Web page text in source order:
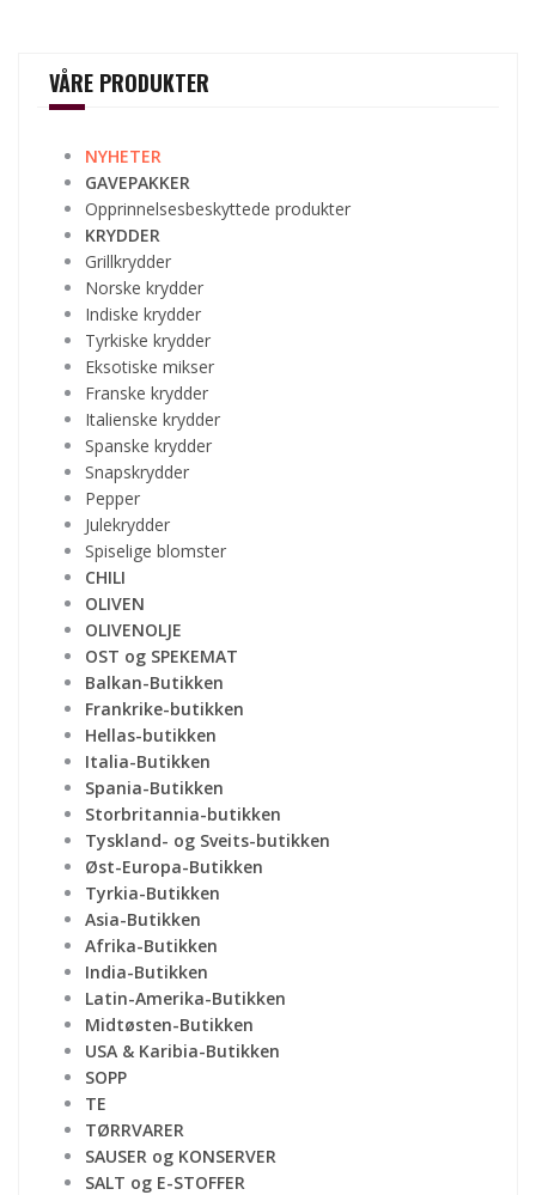
VÅRE PRODUKTER
NYHETER
GAVEPAKKER
Opprinnelsesbeskyttede produkter
KRYDDER
Grillkrydder
Norske krydder
Indiske krydder
Tyrkiske krydder
Eksotiske mikser
Franske krydder
Italienske krydder
Spanske krydder
Snapskrydder
Pepper
Julekrydder
Spiselige blomster
CHILI
OLIVEN
OLIVENOLJE
OST og SPEKEMAT
Balkan-Butikken
Frankrike-butikken
Hellas-butikken
Italia-Butikken
Spania-Butikken
Storbritannia-butikken
Tyskland- og Sveits-butikken
Øst-Europa-Butikken
Tyrkia-Butikken
Asia-Butikken
Afrika-Butikken
India-Butikken
Latin-Amerika-Butikken
Midtøsten-Butikken
USA & Karibia-Butikken
SOPP
TE
TØRRVARER
SAUSER og KONSERVER
SALT og E-STOFFER